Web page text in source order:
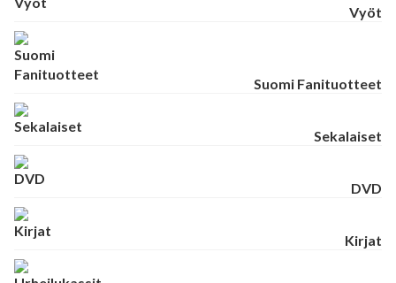
Vyöt
Suomi Fanituotteet
Sekalaiset
DVD
Kirjat